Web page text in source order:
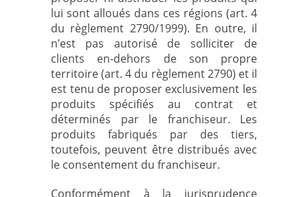
lui sont alloués dans ces régions (art. 4
du règlement 2790/1999). En outre, il
n’est pas autorisé de solliciter de
clients en-dehors de son propre
territoire (art. 4 du règlement 2790) et il
est tenu de proposer exclusivement les
produits spécifiés au contrat et
déterminés par le franchiseur. Les
produits fabriqués par des tiers,
toutefois, peuvent être distribués avec
le consentement du franchiseur.
Conformément à la jurisprudence